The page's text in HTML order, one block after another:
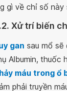
gì về chỉ số
Xử trí biến
gan sau mổ
Albumin, thuốc
máu trong ổ
phải truyền